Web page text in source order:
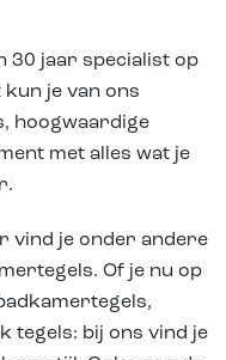
30 jaar specialist op
je van ons
hoogwaardige
met alles wat je
vind je onder andere
Of je nu op
tegels: bij ons vind je